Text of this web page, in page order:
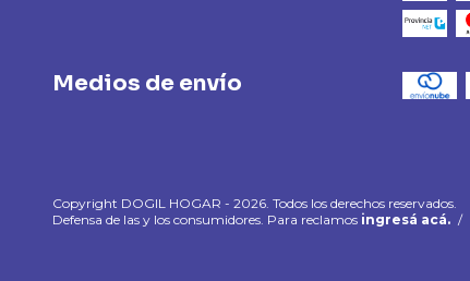
Medios de envío
Copyright DOGIL HOGAR - 2026. Todos los derechos reservados.
Defensa de las y los consumidores. Para reclamos ingresá acá. /